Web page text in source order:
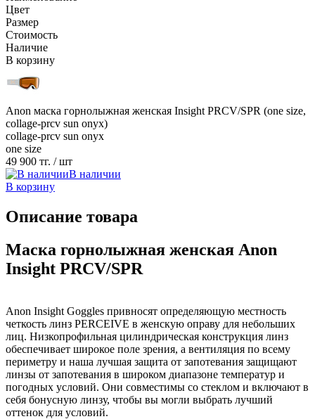
Цвет
Размер
Стоимость
Наличие
В корзину
Anon маска горнолыжная женская Insight PRCV/SPR (one size,
collage-prcv sun onyx)
collage-prcv sun onyx
one size
49 900 тг. / шт
В наличии
В корзину
Описание товара
Маска горнолыжная женская Anon
Insight PRCV/SPR
Anon Insight Goggles привносят определяющую местность
четкость линз PERCEIVE в женскую оправу для небольших
лиц. Низкопрофильная цилиндрическая конструкция линз
обеспечивает широкое поле зрения, а вентиляция по всему
периметру и наша лучшая защита от запотевания защищают
линзы от запотевания в широком диапазоне температур и
погодных условий. Они совместимы со стеклом и включают в
себя бонусную линзу, чтобы вы могли выбрать лучший
оттенок для условий.